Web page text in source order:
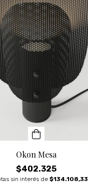
Okon Mesa
$402.325
sin interés de $134.108,33